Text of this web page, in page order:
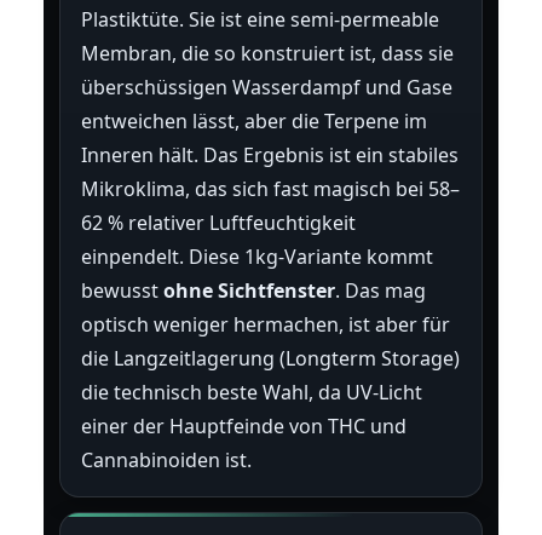
Plastiktüte. Sie ist eine semi-permeable
Membran, die so konstruiert ist, dass sie
überschüssigen Wasserdampf und Gase
entweichen lässt, aber die Terpene im
Inneren hält. Das Ergebnis ist ein stabiles
Mikroklima, das sich fast magisch bei 58–
62 % relativer Luftfeuchtigkeit
einpendelt. Diese 1kg-Variante kommt
bewusstohne Sichtfenster. Das mag
optisch weniger hermachen, ist aber für
die Langzeitlagerung (Longterm Storage)
die technisch beste Wahl, da UV-Licht
einer der Hauptfeinde von THC und
Cannabinoiden ist.